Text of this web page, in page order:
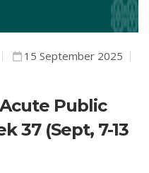
15 September 2025
Public
37 (Sept, 7-13